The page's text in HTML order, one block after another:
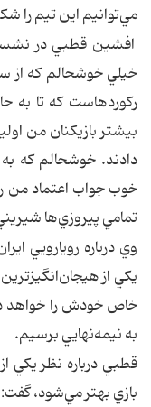
مي‌توانيم اين تيم
افشين قطبي در
خيلي خوشحالم كه از
ركوردهاست كه تا
بيشتر بازيكنان من
دادند. خوشحالم كه به
خوب جواب اعتماد من
تمامي پيروزي‌ها
وي درباره رويارويي
يكي از
خاص خودش را خواهد
به نيمه‌نهايي برسيم.
قطبي درباره نظر يكي
بازي بهتر مي‌شود،